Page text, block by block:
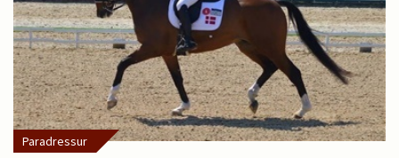
Paradressur